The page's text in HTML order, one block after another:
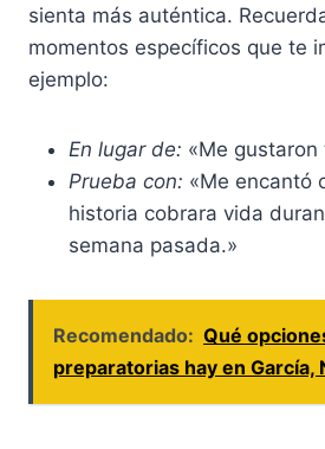
sienta más auténtica.
momentos específicos que te
ejemplo:
En lugar de: «Me gustaron
Prueba con: «Me encantó
historia cobrara vida
semana pasada.»
Recomendado: Qué
preparatorias hay en García,